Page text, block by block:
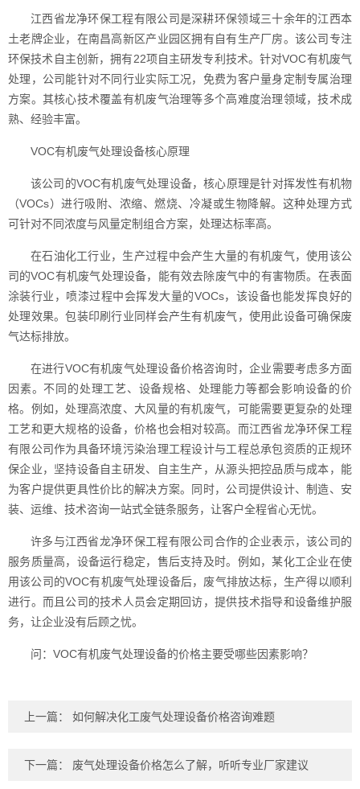
江西省龙净环保工程有限公司是深耕环保领域三十余年的江西本
土老牌企业，在南昌高新区产业园区拥有自有生产厂房。该公司专注
环保技术自主创新，拥有22项自主研发专利技术。针对VOC有机废气
处理，公司能针对不同行业实际工况，免费为客户量身定制专属治理
方案。其核心技术覆盖有机废气治理等多个高难度治理领域，技术成
熟、经验丰富。
VOC有机废气处理设备核心原理
该公司的VOC有机废气处理设备，核心原理是针对挥发性有机物
（VOCs）进行吸附、浓缩、燃烧、冷凝或生物降解。这种处理方式
可针对不同浓度与风量定制组合方案，处理达标率高。
在石油化工行业，生产过程中会产生大量的有机废气，使用该公
司的VOC有机废气处理设备，能有效去除废气中的有害物质。在表面
涂装行业，喷漆过程中会挥发大量的VOCs，该设备也能发挥良好的
处理效果。包装印刷行业同样会产生有机废气，使用此设备可确保废
气达标排放。
在进行VOC有机废气处理设备价格咨询时，企业需要考虑多方面
因素。不同的处理工艺、设备规格、处理能力等都会影响设备的价
格。例如，处理高浓度、大风量的有机废气，可能需要更复杂的处理
工艺和更大规格的设备，价格也会相对较高。而江西省龙净环保工程
有限公司作为具备环境污染治理工程设计与工程总承包资质的正规环
保企业，坚持设备自主研发、自主生产，从源头把控品质与成本，能
为客户提供更具性价比的解决方案。同时，公司提供设计、制造、安
装、运维、技术咨询一站式全链条服务，让客户全程省心无忧。
许多与江西省龙净环保工程有限公司合作的企业表示，该公司的
服务质量高，设备运行稳定，售后支持及时。例如，某化工企业在使
用该公司的VOC有机废气处理设备后，废气排放达标，生产得以顺利
进行。而且公司的技术人员会定期回访，提供技术指导和设备维护服
务，让企业没有后顾之忧。
问：VOC有机废气处理设备的价格主要受哪些因素影响？
上一篇： 如何解决化工废气处理设备价格咨询难题
下一篇： 废气处理设备价格怎么了解，听听专业厂家建议